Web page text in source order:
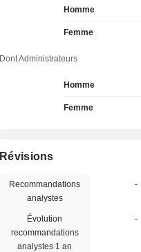
Homme
Femme
Dont Administrateurs
Homme
Femme
Révisions
Recommandations
analystes
-
Évolution
recommandations
analystes 1 an
-